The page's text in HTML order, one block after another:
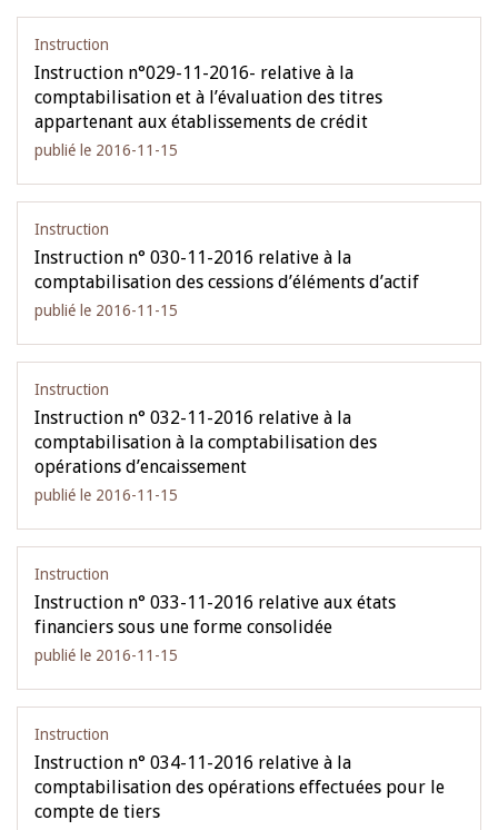
Instruction
Instruction n°029-11-2016- relative à la
comptabilisation et à l’évaluation des titres
appartenant aux établissements de crédit
publié le 2016-11-15
Instruction
Instruction n° 030-11-2016 relative à la
comptabilisation des cessions d’éléments d’actif
publié le 2016-11-15
Instruction
Instruction n° 032-11-2016 relative à la
comptabilisation à la comptabilisation des
opérations d’encaissement
publié le 2016-11-15
Instruction
Instruction n° 033-11-2016 relative aux états
financiers sous une forme consolidée
publié le 2016-11-15
Instruction
Instruction n° 034-11-2016 relative à la
comptabilisation des opérations effectuées pour le
compte de tiers